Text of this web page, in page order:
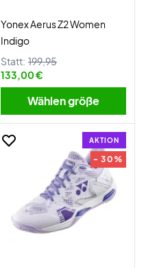
Yonex Aerus Z2 Women
Indigo
Statt: 199,95
133,00 €
Wählen größe
AKTION
- 30%